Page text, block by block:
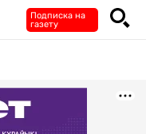
Подписка на
газету